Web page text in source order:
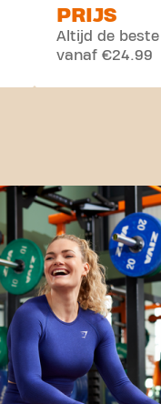
PRIJS
Altijd de
vanaf €24.99